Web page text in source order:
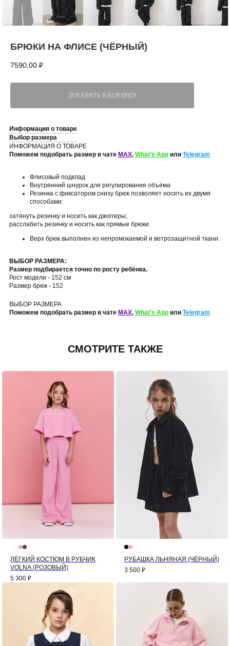
БРЮКИ НА ФЛИСЕ (ЧЁРНЫЙ)
7590,00 ₽
ДОБАВИТЬ В КОРЗИНУ
Информация о товаре
Выбор размера
ИНФОРМАЦИЯ О ТОВАРЕ
Поможем подобрать размер в чате MAX, What's App или Telegram
Флисовый подклад
Внутренний шнурок для регулирования объёма
Резинка с фиксатором снизу брюк позволяет носить их двумя
способами:
затянуть резинку и носить как джоггеры;
расслабить резинку и носить как прямые брюки.
Верх брюк выполнен из непромокаемой и ветрозащитной ткани.
ВЫБОР РАЗМЕРА:
Размер подбирается точно по росту ребёнка.
Рост модели - 152 см
Размер брюк - 152
ВЫБОР РАЗМЕРА
Поможем подобрать размер в чате MAX, What's App или Telegram
СМОТРИТЕ ТАКЖЕ
ЛЁГКИЙ КОСТЮМ В РУБЧИК
VOLNA (РОЗОВЫЙ)
5 300 ₽
РУБАШКА ЛЬНЯНАЯ (ЧЁРНЫЙ)
3 500 ₽